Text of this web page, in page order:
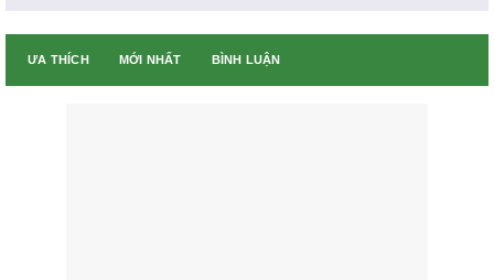
ƯA THÍCH MỚI NHẤT BÌNH LUẬN